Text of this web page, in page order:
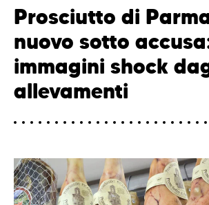
Prosciutto di
nuovo sotto
immagini shock
allevamenti